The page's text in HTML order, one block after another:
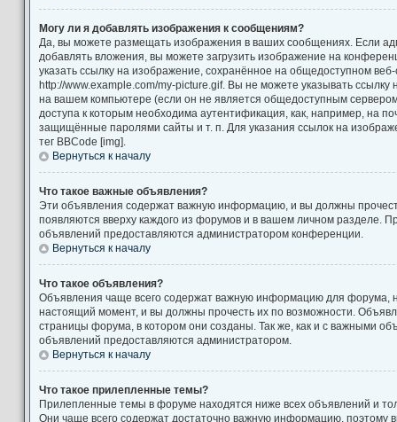
Могу ли я добавлять изображения к сообщениям?
Да, вы можете размещать изображения в ваших сообщениях. Если
добавлять вложения, вы можете загрузить изображение на
указать ссылку на изображение, сохранённое на общедоступном
http://www.example.com/my-picture.gif. Вы не можете указывать
на вашем компьютере (если он не является общедоступным
доступа к которым необходима аутентификация, как, например, на
защищённые паролями сайты и т. п. Для указания ссылок на
тег BBCode [img].
Вернуться к началу
Что такое важные объявления?
Эти объявления содержат важную информацию, и вы должны
появляются вверху каждого из форумов и в вашем личном разделе.
объявлений предоставляются администратором конференции.
Вернуться к началу
Что такое объявления?
Объявления чаще всего содержат важную информацию для форума,
настоящий момент, и вы должны прочесть их по возможности.
страницы форума, в котором они созданы. Так же, как и с важными
объявлений предоставляются администратором.
Вернуться к началу
Что такое прилепленные темы?
Прилепленные темы в форуме находятся ниже всех объявлений и
Они чаще всего содержат достаточно важную информацию, поэтому